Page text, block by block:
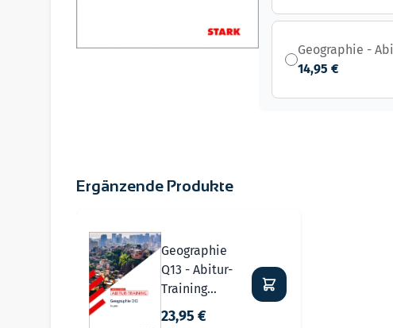
Geographie -
14,95 €
Ergänzende Produkte
Geographie
Q13 - Abitur-
Training
Bayern
23,95 €